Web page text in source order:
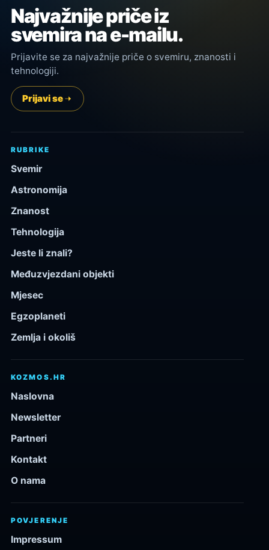
Najvažnije priče iz
svemira na e-mailu.
Prijavite se za najvažnije priče o svemiru, znanosti i
tehnologiji.
Prijavi se
RUBRIKE
Svemir
Astronomija
Znanost
Tehnologija
Jeste li znali?
Međuzvjezdani objekti
Mjesec
Egzoplaneti
Zemlja i okoliš
KOZMOS.HR
Naslovna
Newsletter
Partneri
Kontakt
O nama
POVJERENJE
Impressum